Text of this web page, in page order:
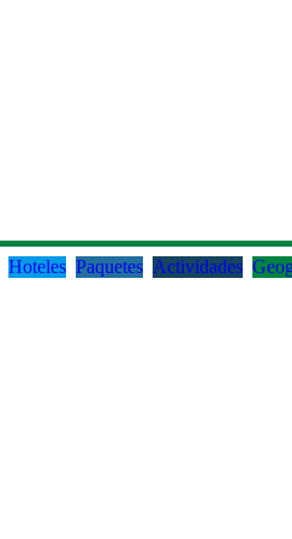
Hoteles Paquetes Actividades